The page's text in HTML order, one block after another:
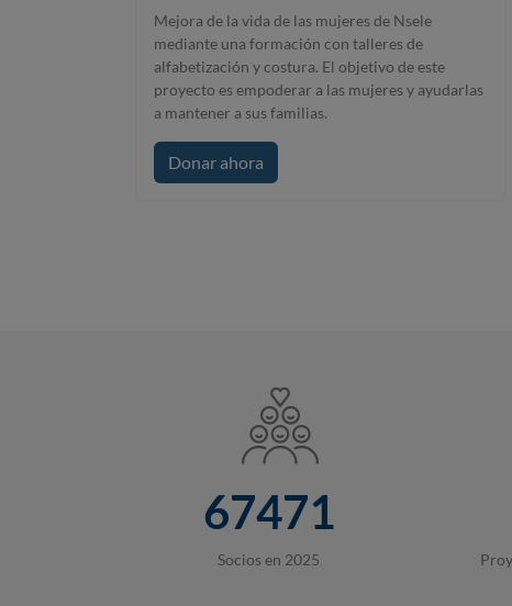
Mejora de la vida de las mujeres de Nsele
mediante una formación con talleres de
alfabetización y costura. El objetivo de este
proyecto es empoderar a las mujeres y ayudarlas
a mantener a sus familias.
Donar ahora
67471
Socios en 2025